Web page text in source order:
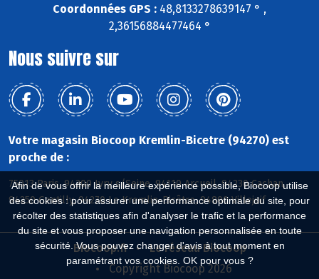
Afin de vous offrir la meilleure expérience possible, Biocoop utilise
des cookies : pour assurer une performance optimale du site, pour
récolter des statistiques afin d'analyser le trafic et la performance
du site et vous proposer une navigation personnalisée en toute
sécurité. Vous pouvez changer d'avis à tout moment en
paramétrant vos cookies. OK pour vous ?
Coordonnées GPS : 48,8133278639147 ° ,
2,36156884477464 °
Nous suivre sur
Votre magasin Biocoop Kremlin-Bicetre (94270) est
proche de :
75013 Paris, 94200 Ivry s/Seine, 94110 Arcueil, 94230 Cachan,
94250 Gentilly, 94270 Le Kremlin-Bicêtre, 94800 Villejuif
Biocoop.fr
Le réseau Biocoop
Copyright Biocoop 2026